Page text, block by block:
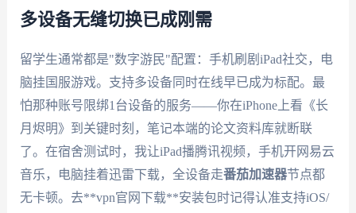
多设备无缝切换已成刚需
留学生通常都是"数字游民"配置：手机刷剧iPad社交，电
脑挂国服游戏。支持多设备同时在线早已成为标配。最
怕那种账号限绑1台设备的服务——你在iPhone上看《长
月烬明》到关键时刻，笔记本端的论文资料库就断联
了。在宿舍测试时，我让iPad播腾讯视频，手机开网易云
音乐，电脑挂着迅雷下载，全设备走番茄加速器节点都
无卡顿。去**vpn官网下载**安装包时记得认准支持iOS/